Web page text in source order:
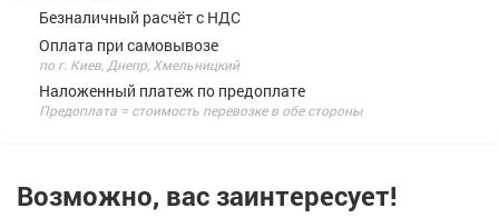
Безналичный расчёт с НДС
Оплата при самовывозе
по г. Киев, Днепр, Хмельницкий
Наложенный платеж по предоплате
Предоплата = стоимость перевозке в обе стороны
Возможно, вас заинтересует!